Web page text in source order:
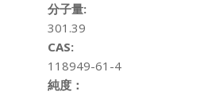
分子量:
301.39
CAS:
118949-61-4
純度：